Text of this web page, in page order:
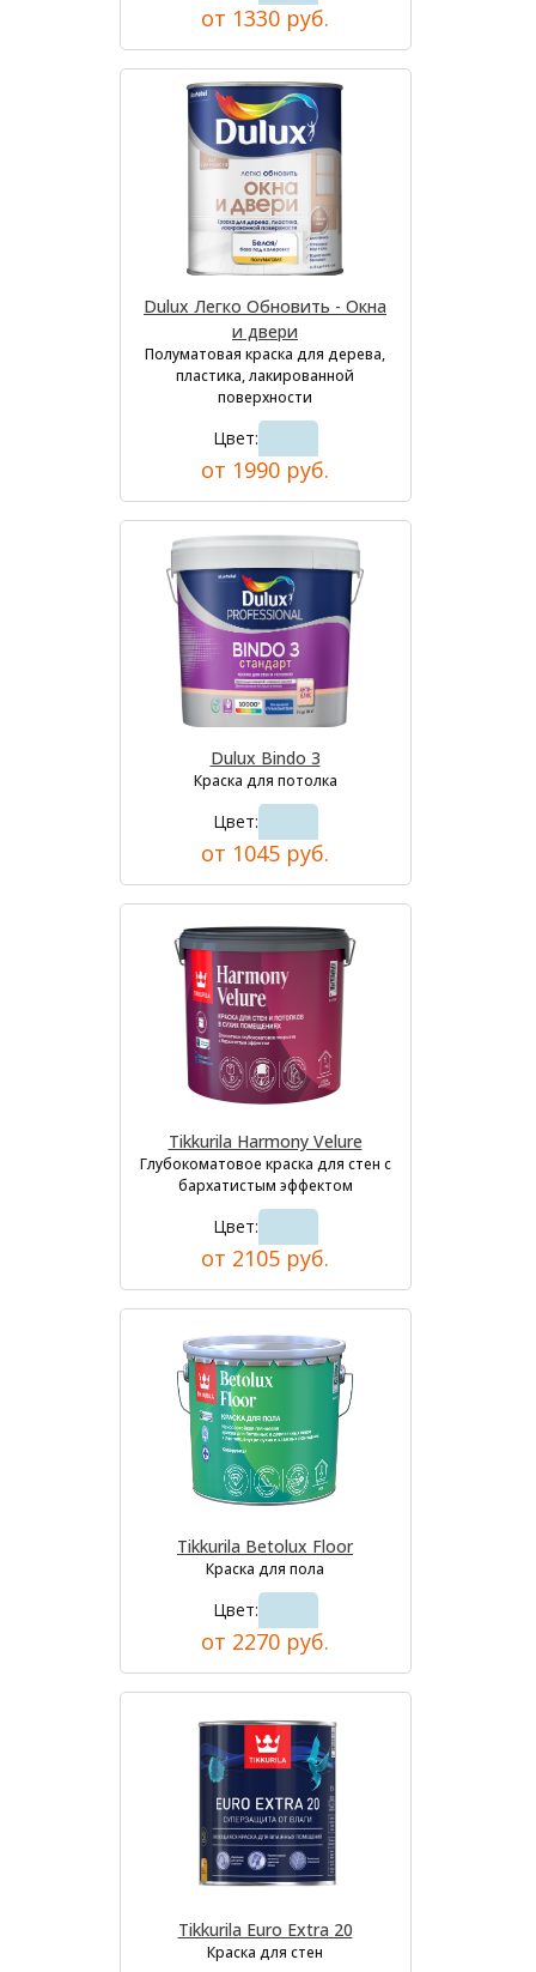
от 1330 руб.
Dulux Легко Обновить - Окна
и двери
Полуматовая краска для дерева,
пластика, лакированной
поверхности
Цвет:
от 1990 руб.
Dulux Bindo 3
Краска для потолка
Цвет:
от 1045 руб.
Tikkurila Harmony Velure
Глубокоматовое краска для стен с
бархатистым эффектом
Цвет:
от 2105 руб.
Tikkurila Betolux Floor
Краска для пола
Цвет:
от 2270 руб.
Tikkurila Euro Extra 20
Краска для стен